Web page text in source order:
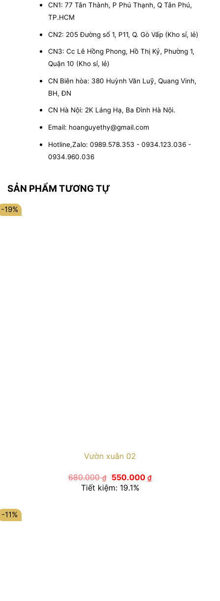
CN1: 77 Tân Thành, P Phú Thạnh, Q Tân Phú,
TP.HCM
CN2: 205 Đường số 1, P11, Q. Gò Vấp (Kho sỉ, lẻ)
CN3: Cc Lê Hồng Phong, Hồ Thị Kỷ, Phường 1,
Quận 10 (Kho sỉ, lẻ)
CN Biên hòa: 380 Huỳnh Văn Luỹ, Quang Vinh,
BH, ĐN
CN Hà Nội: 2K Láng Hạ, Ba Đình Hà Nội.
Email: hoanguyethy@gmail.com
Hotline,Zalo: 0989.578.353 - 0934.123.036 -
0934.960.036
SẢN PHẨM TƯƠNG TỰ
-19%
Vườn xuân 02
680.000₫
Giá
gốc
là:
550.000 ₫Giá
hiện
Tiết kiệm: 19.1%
-11%